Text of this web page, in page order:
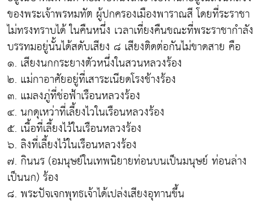
ของพระเจ้าพรหมทัต ผู้ปกครองเมืองพาราณสี โดยที่ระราชา
ไม่ทรงทราบได้ ในคืนหนึ่ง เวลาเที่ยงคืนขณะที่พระราชากำลัง
บรรทมอยู่นั้นได้สดับเสียง ๘ เสียงติดต่อกันไม่ขาดสาย คือ
๑. เสียงนกกระยางตัวหนึ่งในสวนหลวงร้อง
๒. แม่กาอาศัยอยู่ที่เสาระเนียดโรงช้างร้อง
๓. แมลงภู่ที่ช่อฟ้าเรือนหลวงร้อง
๔. นกดุเหว่าที่เลี้ยงไวในเรือนหลวงร้อง
๕. เนื้อที่เลี้ยงไว้ในเรือนหลวงร้อง
๖. ลิงที่เลี้ยงไว้ในเรือนหลวงร้อง
๗. กินนร (อมนุษย์ในเทพนิยายท่อนบนเป็นมนุษย์ ท่อนล่าง
เป็นนก) ร้อง
๘. พระปัจเจกพุทธเจ้าได้เปล่งเสียงอุทานขึ้น